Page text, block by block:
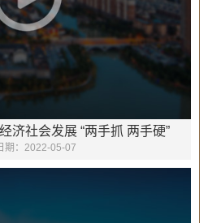
济社会发展 “两手抓 两手硬”
： 2022-05-07